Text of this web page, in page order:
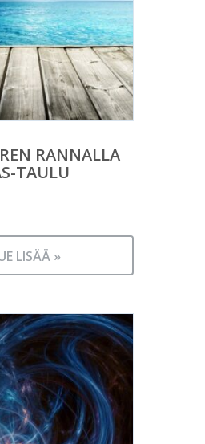
RANNALLA
TAULU
LISÄÄ »